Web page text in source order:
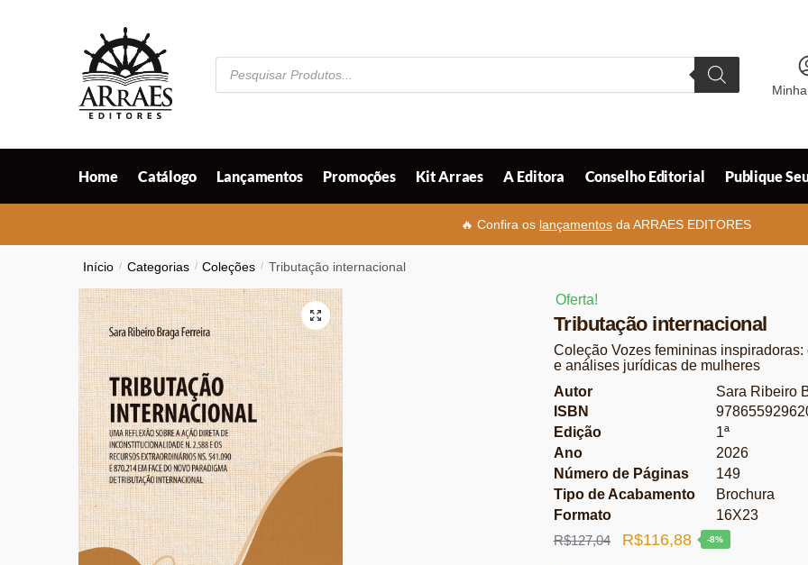
Pesquisar
produtos
Home Catálogo Lançamentos Promoções Kit Arraes A Editora Conselho Editorial Publique
🔥 Confira os lançamentos da ARRAES EDITORES
Início / Categorias / Coleções / Tributação internacional
🔍
Oferta!
Tributação internacional
Coleção Vozes femininas
e análises jurídicas de mulheres
Autor
Sara Ribeiro
ISBN
Edição
1ª
Ano
2026
Número de Páginas
149
Tipo de Acabamento
Brochura
Formato
16X23
R$127,04
O
R$116,88O
-8%